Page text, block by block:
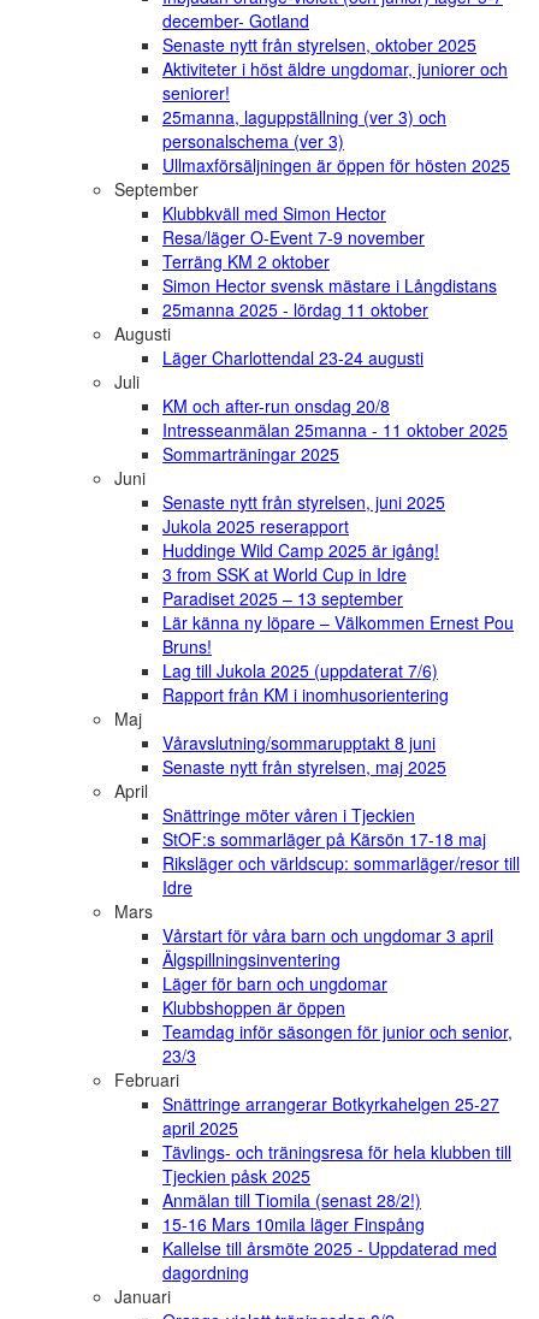
december- Gotland
Senaste nytt från styrelsen, oktober 2025
Aktiviteter i höst äldre ungdomar, juniorer och
seniorer!
25manna, laguppställning (ver 3) och
personalschema (ver 3)
Ullmaxförsäljningen är öppen för hösten 2025
September
Klubbkväll med Simon Hector
Resa/läger O-Event 7-9 november
Terräng KM 2 oktober
Simon Hector svensk mästare i Långdistans
25manna 2025 - lördag 11 oktober
Augusti
Läger Charlottendal 23-24 augusti
Juli
KM och after-run onsdag 20/8
Intresseanmälan 25manna - 11 oktober 2025
Sommarträningar 2025
Juni
Senaste nytt från styrelsen, juni 2025
Jukola 2025 reserapport
Huddinge Wild Camp 2025 är igång!
3 from SSK at World Cup in Idre
Paradiset 2025 – 13 september
Lär känna ny löpare – Välkommen Ernest Pou
Bruns!
Lag till Jukola 2025 (uppdaterat 7/6)
Rapport från KM i inomhusorientering
Maj
Våravslutning/sommarupptakt 8 juni
Senaste nytt från styrelsen, maj 2025
April
Snättringe möter våren i Tjeckien
StOF:s sommarläger på Kärsön 17-18 maj
Riksläger och världscup: sommarläger/resor till
Idre
Mars
Vårstart för våra barn och ungdomar 3 april
Älgspillningsinventering
Läger för barn och ungdomar
Klubbshoppen är öppen
Teamdag inför säsongen för junior och senior,
23/3
Februari
Snättringe arrangerar Botkyrkahelgen 25-27
april 2025
Tävlings- och träningsresa för hela klubben till
Tjeckien påsk 2025
Anmälan till Tiomila (senast 28/2!)
15-16 Mars 10mila läger Finspång
Kallelse till årsmöte 2025 - Uppdaterad med
dagordning
Januari